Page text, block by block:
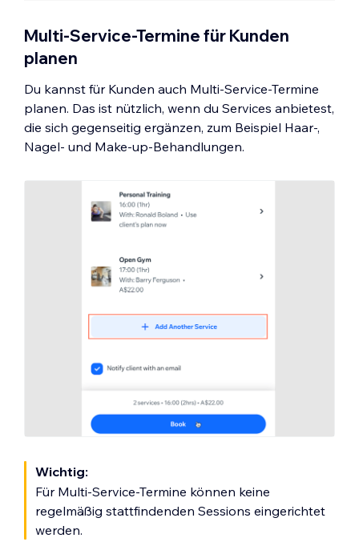
Multi-Service-Termine für Kunden
planen
Du kannst für Kunden auch Multi-Service-Termine
planen. Das ist nützlich, wenn du Services anbietest,
die sich gegenseitig ergänzen, zum Beispiel Haar-,
Nagel- und Make-up-Behandlungen.
Wichtig:
Für Multi-Service-Termine können keine
regelmäßig stattfindenden Sessions eingerichtet
werden.